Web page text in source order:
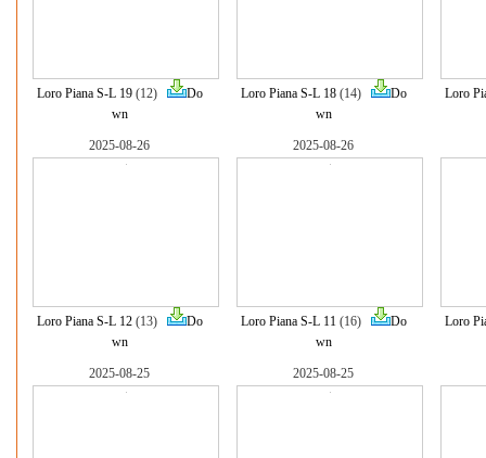
Loro Piana S-L 19(12)
Do
wn
Loro Piana S-L 18(14)
Do
wn
Loro
2025-08-26
Loro Piana S-L 12(13)
Do
wn
2025-08-26
Loro Piana S-L 11(16)
Do
wn
Loro
2025-08-25 2025-08-25